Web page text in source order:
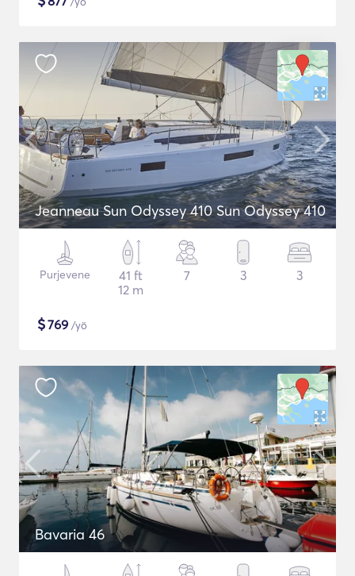
Jeanneau Sun Odyssey 410 Sun Odyssey 410
Purjevene
41 ft
12 m
7 3 3
$769 /yö
Bavaria 46